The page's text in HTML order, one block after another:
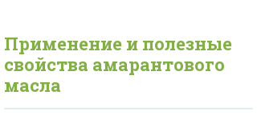
Применение и полезные
свойства амарантового
масла